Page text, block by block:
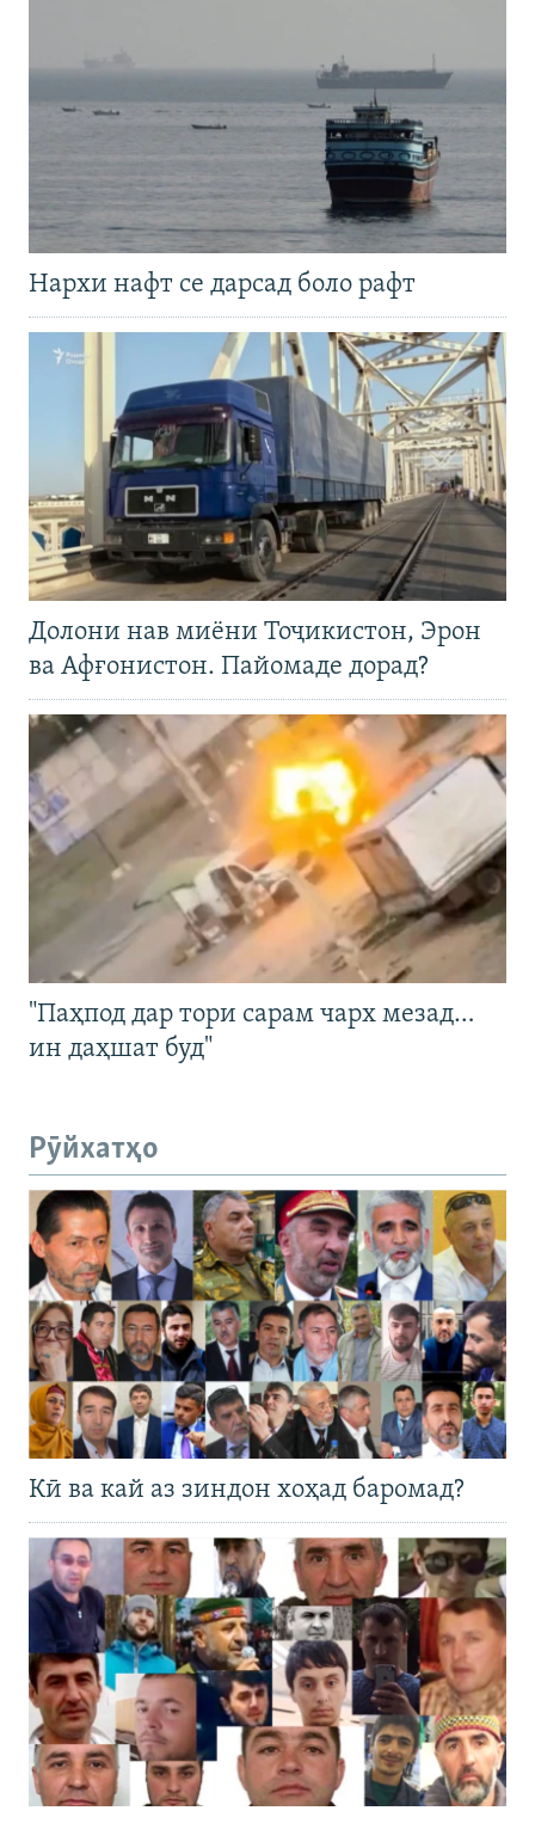
Нархи нафт се дарсад боло рафт
Долони нав миёни Тоҷикистон, Эрон
ва Афғонистон. Пайомаде дорад?
"Паҳпод дар тори сарам чарх мезад…
ин даҳшат буд"
Рӯйхатҳо
Кӣ ва кай аз зиндон хоҳад баромад?